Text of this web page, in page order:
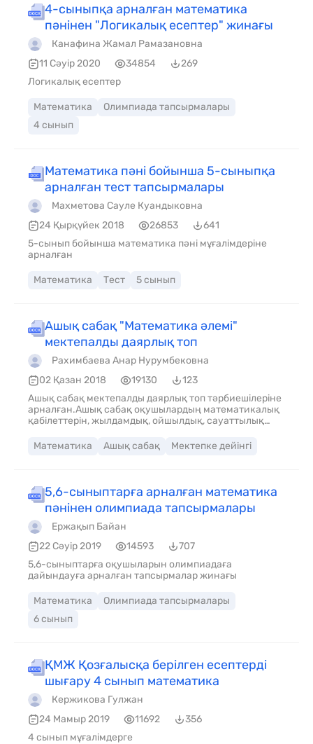
4-сыныпқа арналған математика
пәнінен "Логикалық есептер" жинағы
Канафина Жамал Рамазановна
11 Сәуір 2020
34854
269
Логикалық есептер
Математика
Олимпиада тапсырмалары
4 сынып
Математика пәні бойынша 5-сыныпқа
арналған тест тапсырмалары
Махметова Сауле Куандыковна
24 Қырқүйек 2018
26853
641
5-сынып бойынша математика пәні мұғалімдеріне
арналған
Математика Тест 5 сынып
Ашық сабақ "Математика әлемі"
мектепалды даярлық топ
Рахимбаева Анар Нурумбековна
02 Қазан 2018
19130
123
Ашық сабақ мектепалды даярлық топ тәрбиешілеріне
арналған.Ашық сабақ оқушылардың математикалық
қабілеттерін, жылдамдық, ойшылдық, сауаттылық
мақта қыз бен мысық ертегісі желісімен өтеді.
оқушылар әр түрлі тапсырмалар орындау арқылы
Математика Ашық сабақ Мектепке дейінгі
5,6-сыныптарға арналған математика
пәнінен олимпиада тапсырмалары
Ержақып Байан
22 Сәуір 2019
14593
707
5,6-сыныптарға оқушыларын олимпиадаға
дайындауға арналған тапсырмалар жинағы
Математика
Олимпиада тапсырмалары
6 сынып
ҚМЖ Қозғалысқа берілген есептерді
шығару 4 сынып математика
Кержикова Гулжан
24 Мамыр 2019
11692
356
4 сынып мұғалімдерге